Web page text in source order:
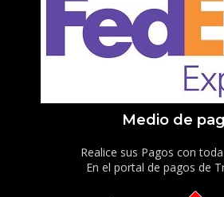
Medio de
Realice sus Pagos con
En el portal de pagos de